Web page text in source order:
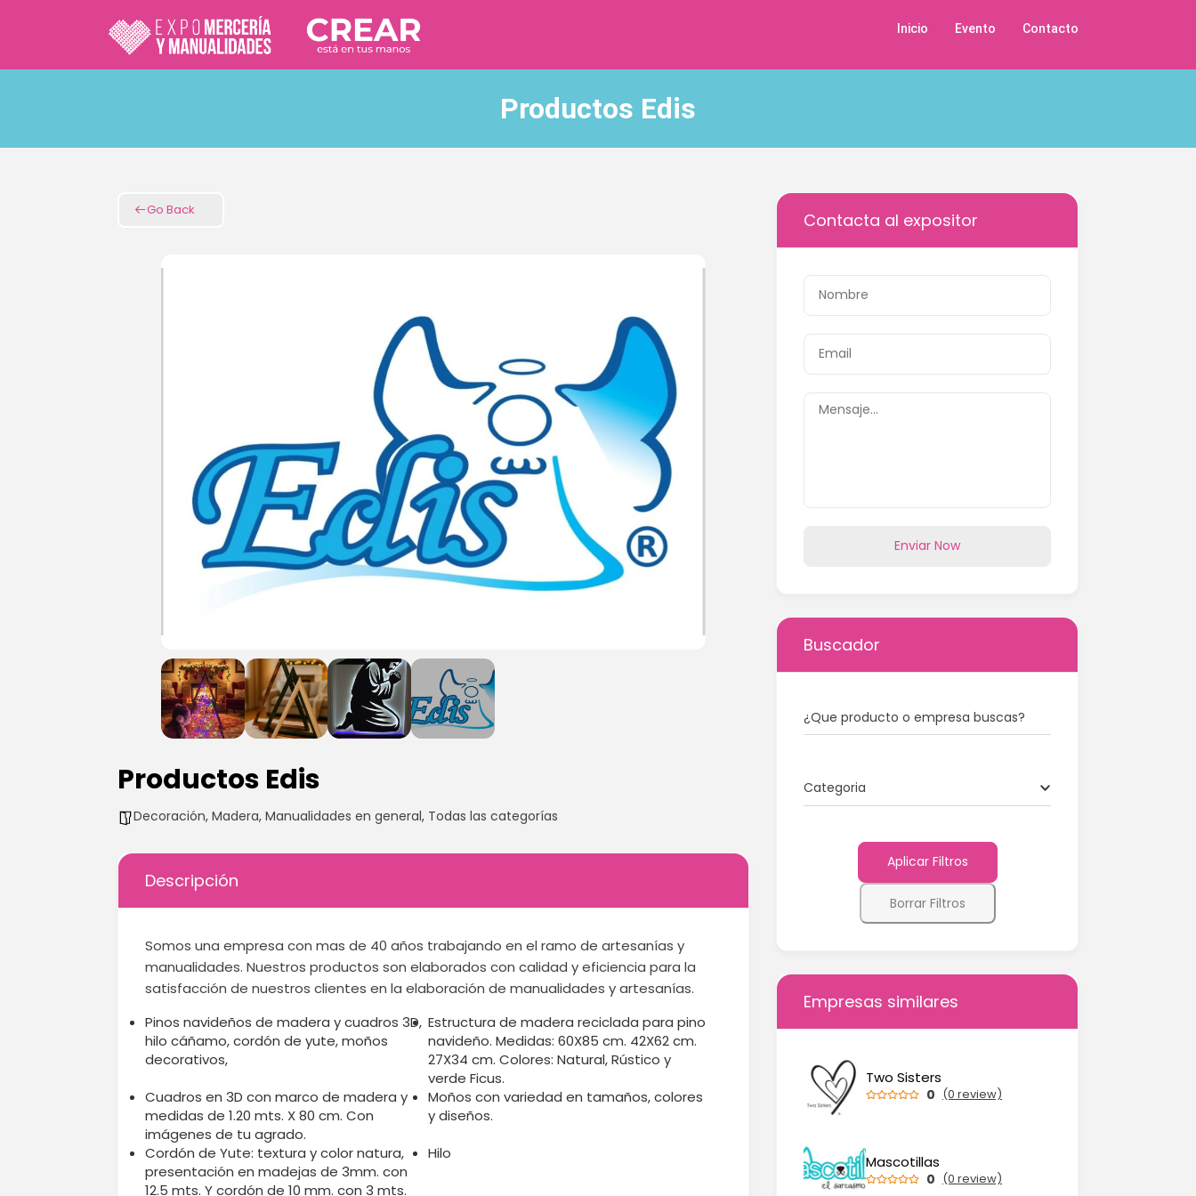
Inicio Evento Contacto
Productos Edis
Go Back
Productos Edis
Decoración, Madera, Manualidades en general, Todas las categorías
Descripción
Somos una empresa con mas de 40 años trabajando en el ramo de artesanías y
manualidades. Nuestros productos son elaborados con calidad y eficiencia para la
satisfacción de nuestros clientes en la elaboración de manualidades y artesanías.
Pinos navideños de madera y cuadros 3D,
hilo cáñamo, cordón de yute, moños
decorativos,
Estructura de madera reciclada para pino
navideño. Medidas: 60X85 cm. 42X62 cm.
27X34 cm. Colores: Natural, Rústico y
verde Ficus.
Cuadros en 3D con marco de madera y
medidas de 1.20 mts. X 80 cm. Con
imágenes de tu agrado.
Moños con variedad en tamaños, colores
y diseños.
Cordón de Yute: textura y color natura,
presentación en madejas de 3mm. con
12.5 mts. Y cordón de 10 mm. con 3 mts.
Hilo
Contacta al expositor
Enviar Now
Buscador
¿Que producto o empresa buscas?
Categoria
Aplicar Filtros
Borrar Filtros
Empresas similares
Two Sisters
0 (0 review)
Mascotillas
0 (0 review)